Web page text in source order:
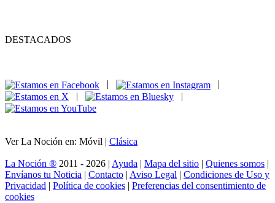
DESTACADOS
|
|
Ver La Noción en: Móvil | Clásica
La Noción ® 2011 - 2026 | Ayuda | Mapa del sitio | Quienes somos |
Envíanos tu Noticia | Contacto | Aviso Legal | Condiciones de Uso y
Privacidad | Política de cookies | Preferencias del consentimiento de
cookies